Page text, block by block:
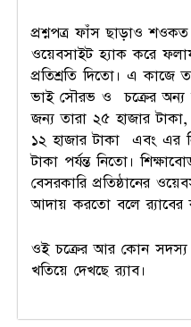
প্রশ্নপত্র ফাঁস ছাড়াও শওকত
ওয়েবসাইট হ্যাক করে
প্রতিশ্রতি দিতো। এ কাজে
ভাই সৌরভ ও চক্রের অন্য
জন্য তারা ২৫ হাজার
১২ হাজার টাকা এবং এর
টাকা পর্যন্ত নিতো।
বেসরকারি প্রতিষ্ঠানের
আদায় করতো বলে র‌্যাবের
ওই চক্রের আর কোন
খতিয়ে দেখছে র‌্যাব।